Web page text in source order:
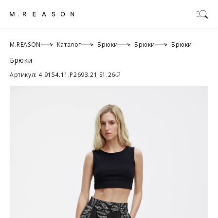
M.REASON Каталог Брюки Брюки Брюки
Брюки
Артикул: 4.9154.11.P2693.21 S1.26